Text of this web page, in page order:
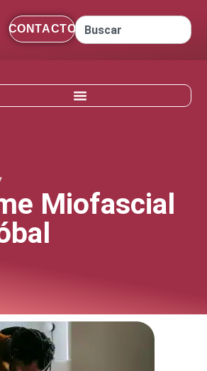
CONTACTO
Miofascial